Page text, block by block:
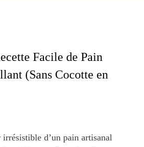
Facile de Pain
(Sans Cocotte en
d’un pain artisanal